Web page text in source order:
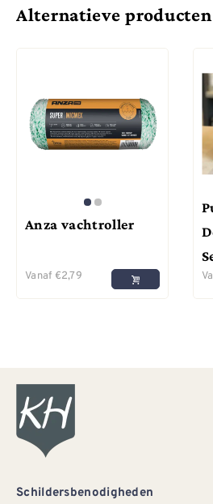
Alternatieve producten
Anza vachtroller
Vanaf €2,79
Schildersbenodigheden